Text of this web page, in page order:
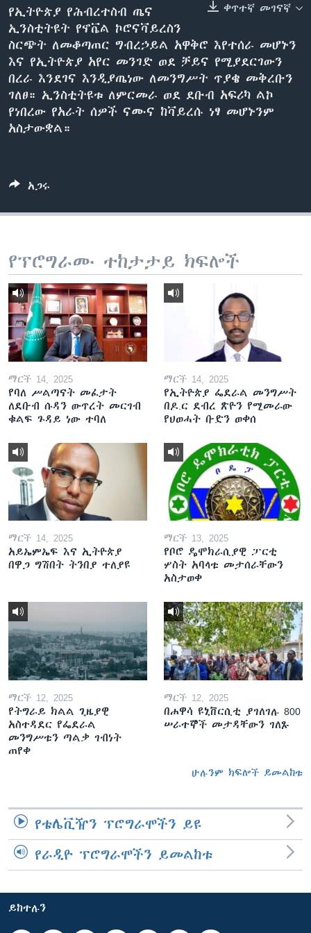
ቋንቋዎች
ቀጥተኛ መገናኛ
የኢትዮጵያ የሕብረተስብ ጤና
ኢንስቲትዩት የኖቬል ኮሮናቫይረስን
ስርጭት ለመቆጣጠር ግብረኃይል አዋቅሮ እየተሰራ መሆኑን
እና የኢትዮጵያ አየር መንገድ ወደ ቻይና የሚያደርገውን
በረራ እንደገና እንዲያጤነው ለመንግሥት ጥያቄ መቅረቡን
ገለፀ። ኢንስቲትዩቱ ለምርመራ ወደ ደቡብ አፍሪካ ልኮ
የነበረው የአራት ሰዎች ናሙና ከቫይረሱ ነፃ መሆኑንም
አስታውቋል።
አጋሩ
የፕሮግራሙ ተከታታይ ክፍሎች
ማርች 14, 2025
የባለ ሥልጣናት መፈታት
ለደቡብ ሱዳን ውጥረት መርገብ
ቁልፍ ጉዳይ ነው ተባለ
ማርች 14, 2025
የኢትዮጵያ ፌደራል መንግሥት
በዶ.ር ደብረ ጽዮን የሚመራው
የህወሓት ቡድን ወቀሰ
ማርች 14, 2025
አይኤምኤፍ እና ኢትዮጵያ
በዋጋ ግሽበት ትንበያ ተለያዩ
ማርች 13, 2025
የቦሮ ዴሞክራሲያዊ ፓርቲ
ሦስት አባላቱ መታሰራቸውን
አስታወቀ
ማርች 12, 2025
የትግራይ ክልል ጊዜያዊ
አስተዳደር የፌደራል
መንግሥቱን ጣልቃ ገብነት
ጠየቀ
ማርች 12, 2025
በሐዋሳ ዩኒቨርሲቲ ያገለገሉ 800
ሠራተኞች መታዳቸውን ገለጹ
ሁሉንም ክፍሎች ይመልከቱ
የቴሌቪዥን ፕሮግራሞችን ይዩ
የራዲዮ ፕሮግራሞችን ይመልከቱ
ይከተሉን